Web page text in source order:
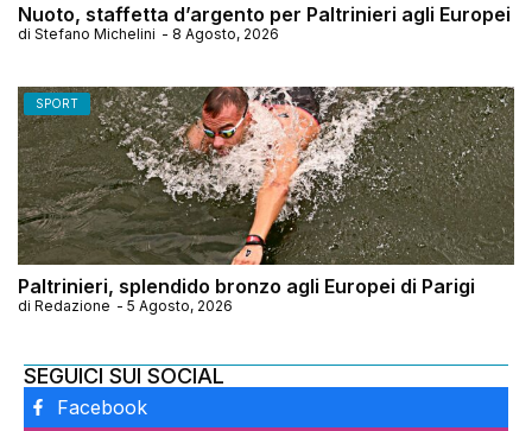
Nuoto, staffetta d’argento per Paltrinieri agli Europei
di Stefano Michelini - 8 Agosto, 2026
SPORT
Paltrinieri, splendido bronzo agli Europei di Parigi
di Redazione - 5 Agosto, 2026
SEGUICI SUI SOCIAL
Facebook